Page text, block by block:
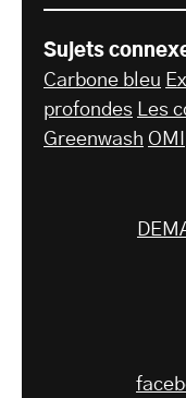
Sujets
Carbone bleu
profondes Les
Greenwash OMI